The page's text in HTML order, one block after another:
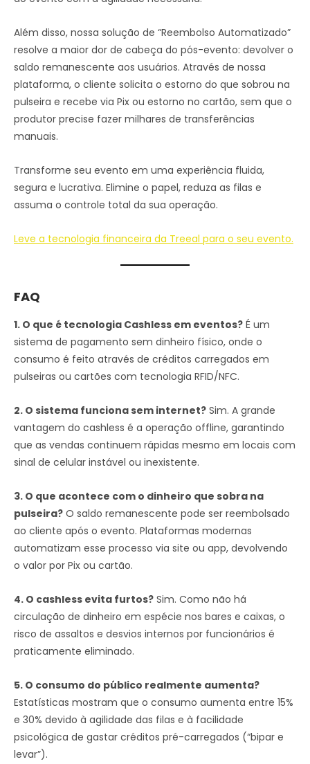
Além disso, nossa solução de “Reembolso Automatizado”
resolve a maior dor de cabeça do pós-evento: devolver o
saldo remanescente aos usuários. Através de nossa
plataforma, o cliente solicita o estorno do que sobrou na
pulseira e recebe via Pix ou estorno no cartão, sem que o
produtor precise fazer milhares de transferências
manuais.
Transforme seu evento em uma experiência fluida,
segura e lucrativa. Elimine o papel, reduza as filas e
assuma o controle total da sua operação.
Leve a tecnologia financeira da Treeal para o seu evento.
FAQ
1. O que é tecnologia Cashless em eventos? É um
sistema de pagamento sem dinheiro físico, onde o
consumo é feito através de créditos carregados em
pulseiras ou cartões com tecnologia RFID/NFC.
2. O sistema funciona sem internet? Sim. A grande
vantagem do cashless é a operação offline, garantindo
que as vendas continuem rápidas mesmo em locais com
sinal de celular instável ou inexistente.
3. O que acontece com o dinheiro que sobra na
pulseira? O saldo remanescente pode ser reembolsado
ao cliente após o evento. Plataformas modernas
automatizam esse processo via site ou app, devolvendo
o valor por Pix ou cartão.
4. O cashless evita furtos? Sim. Como não há
circulação de dinheiro em espécie nos bares e caixas, o
risco de assaltos e desvios internos por funcionários é
praticamente eliminado.
5. O consumo do público realmente aumenta?
Estatísticas mostram que o consumo aumenta entre 15%
e 30% devido à agilidade das filas e à facilidade
psicológica de gastar créditos pré-carregados (“bipar e
levar”).